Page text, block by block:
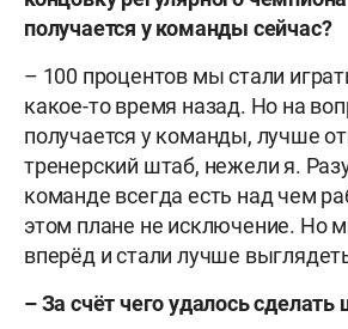
получается у команды сейчас?
– 100 процентов мы стали
какое-то время назад. Но на
получается у команды, лучше
тренерский штаб, нежели я.
команде всегда есть над чем
этом плане не исключение. Но
вперёд и стали лучше
– За счёт чего удалось сделать